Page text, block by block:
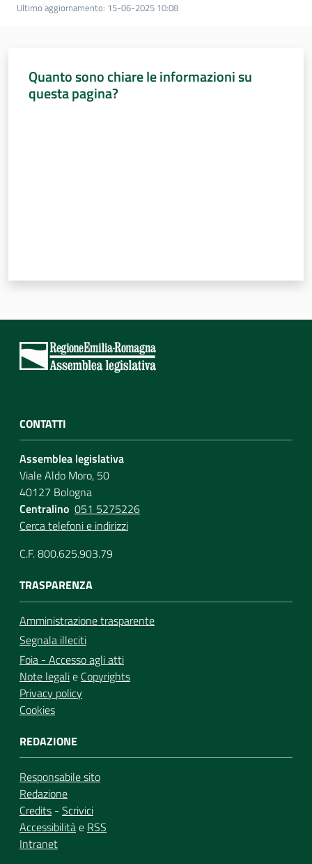
Ultimo aggiornamento: 15-06-2025 10:08
Quanto sono chiare le informazioni su
questa pagina?
CONTATTI
Assemblea legislativa
Viale Aldo Moro, 50
40127 Bologna
Centralino 051 5275226
Cerca telefoni e indirizzi
C.F. 800.625.903.79
TRASPARENZA
Amministrazione trasparente
Segnala illeciti
Foia - Accesso agli atti
Note legalie Copyrights
Privacy policy
Cookies
REDAZIONE
Responsabile sito
Redazione
Credits - Scrivici
Accessibilitàe RSS
Intranet